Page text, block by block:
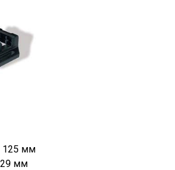
125 мм
29 мм